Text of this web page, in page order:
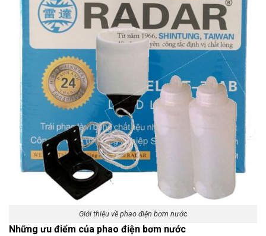
Giới thiệu về phao điện bơm nước
Những ưu điểm của phao điện bơm nước